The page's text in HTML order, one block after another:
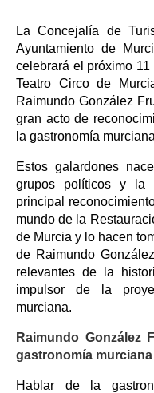
La Concejalía de
Ayuntamiento de
celebrará el próximo
Teatro Circo de
Raimundo González
gran acto de
la gastronomía
Estos galardones
grupos políticos y la
principal
mundo de la
de Murcia y lo hacen
de Raimundo
relevantes de la
impulsor de la
murciana.
Raimundo González
gastronomía murciana
Hablar de la